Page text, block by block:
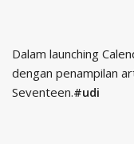
Dalam launching
dengan penampilan
Seventeen.#udi